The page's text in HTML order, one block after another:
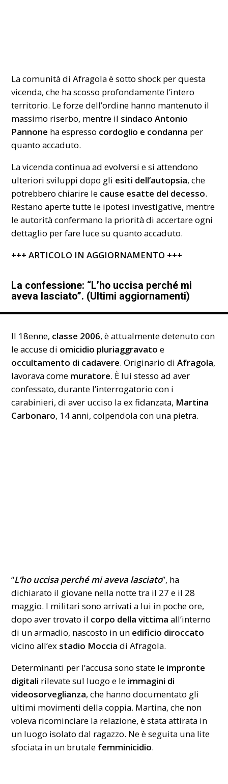
La comunità di Afragola è sotto shock per questa
vicenda, che ha scosso profondamente l’intero
territorio. Le forze dell’ordine hanno mantenuto il
massimo riserbo, mentre il sindaco Antonio
Pannone ha espresso cordoglio e condanna per
quanto accaduto.
La vicenda continua ad evolversi e si attendono
ulteriori sviluppi dopo gli esiti dell’autopsia, che
potrebbero chiarire le cause esatte del decesso.
Restano aperte tutte le ipotesi investigative, mentre
le autorità confermano la priorità di accertare ogni
dettaglio per fare luce su quanto accaduto.
+++ ARTICOLO IN AGGIORNAMENTO +++
La confessione: “L’ho uccisa perché mi
aveva lasciato”. (Ultimi aggiornamenti)
Il 18enne, classe 2006, è attualmente detenuto con
le accuse di omicidio pluriaggravato e
occultamento di cadavere. Originario diAfragola,
lavorava come muratore. È lui stesso ad aver
confessato, durante l’interrogatorio con i
carabinieri, di aver ucciso la ex fidanzata, Martina
Carbonaro, 14 anni, colpendola con una pietra.
“L’ho uccisa perché mi aveva lasciato”, ha
dichiarato il giovane nella notte tra il 27 e il 28
maggio. I militari sono arrivati a lui in poche ore,
dopo aver trovato il corpo della vittima all’interno
di un armadio, nascosto in un edificio diroccato
vicino all’ex stadio Moccia di Afragola.
Determinanti per l’accusa sono state le impronte
digitali rilevate sul luogo e le immagini di
videosorveglianza, che hanno documentato gli
ultimi movimenti della coppia. Martina, che non
voleva ricominciare la relazione, è stata attirata in
un luogo isolato dal ragazzo. Ne è seguita una lite
sfociata in un brutale femminicidio.